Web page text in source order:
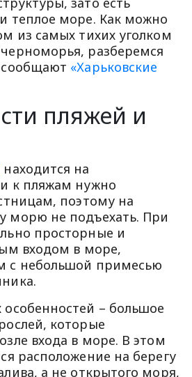
теплое море. Как можно
из самых тихих уголком
разберемся
«Харьковские
пляжей и
находится на
к пляжам нужно
поэтому на
морю не подъехать. При
просторные и
входом в море,
с небольшой примесью
– большое
которые
входа в море. В этом
расположение на берегу
а не открытого моря,